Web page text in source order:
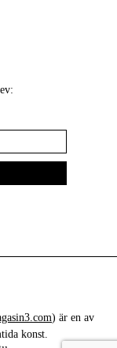
) är en av
konst.